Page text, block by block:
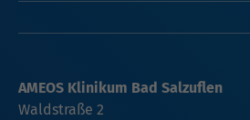
AMEOS Klinikum Bad Salzuflen
Waldstraße 2